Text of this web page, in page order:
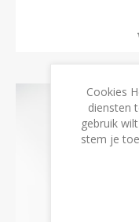
Cookies
diensten
gebruik
stem je